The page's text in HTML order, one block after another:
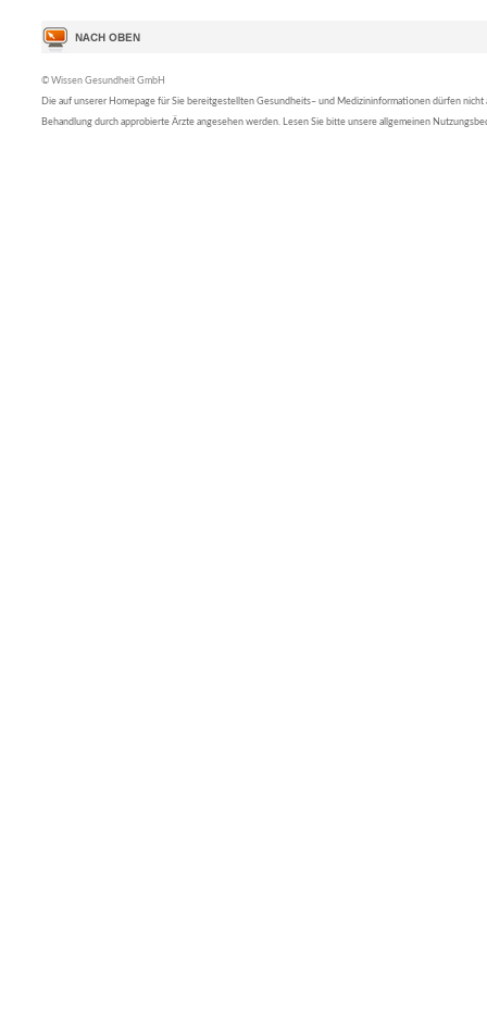
© Wissen Gesundheit GmbH
Die auf unserer Homepage für Sie bereitgestellten Gesundheits– und Medizininformationen dürfen nicht
Behandlung durch approbierte Ärzte angesehen werden. Lesen Sie bitte unsere allgemeinen